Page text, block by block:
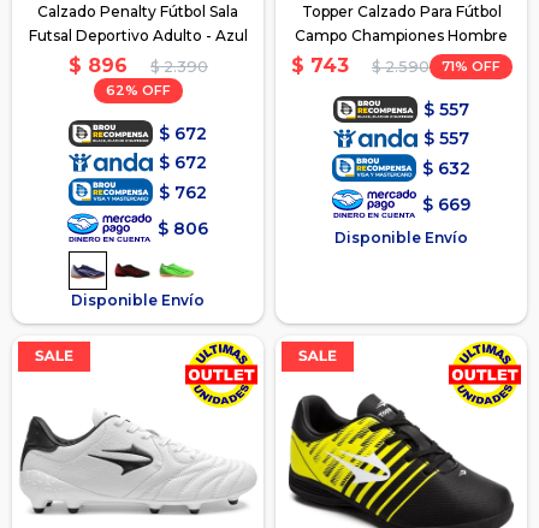
Calzado Penalty Fútbol Sala
Futsal Deportivo Adulto - Azul
$ 896 $ 2.390
62
$ 672
$ 672
$ 762
$ 806
Disponible Envío
Topper Calzado Para Fútbol
Campo Championes Hombre
$ 743 $ 2.590 71
$ 557
$ 557
$ 632
$ 669
Disponible Envío